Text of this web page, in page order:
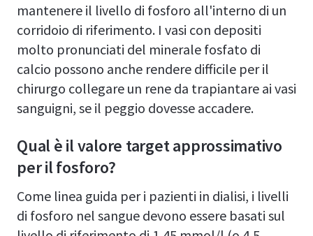
mantenere il livello di fosforo all'interno di un
corridoio di riferimento. I vasi con depositi
molto pronunciati del minerale fosfato di
calcio possono anche rendere difficile per il
chirurgo collegare un rene da trapiantare ai vasi
sanguigni, se il peggio dovesse accadere.
Qual è il valore target approssimativo
per il fosforo?
Come linea guida per i pazienti in dialisi, i livelli
di fosforo nel sangue devono essere basati sul